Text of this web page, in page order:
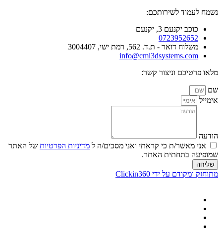
נשמח לעמוד לשירותכם:
כוכב יקנעם 3, יקנעם
0723952652
משלוח דואר - ת.ד. 562, רמת ישי, 3004407​
info@cmi3dsystems.com
מלאו פרטיכם וניצור קשר:
שם
אימייל
הודעה
אני מאשר/ת כי קראתי ואני מסכים/ה ל מדיניות הפרטיות של האתר
שמופיעה בתחתית האתר.
שליחה
מתוחזק ומקודם על ידי Clickin360